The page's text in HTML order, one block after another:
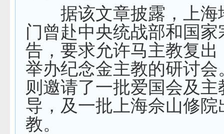
据该文章披露，上海
门曾赴中央统战部和国家
告，要求允许马主教复出
举办纪念金主教的研讨会
则邀请了一批爱国会及主
导，及一批上海佘山修院
教。